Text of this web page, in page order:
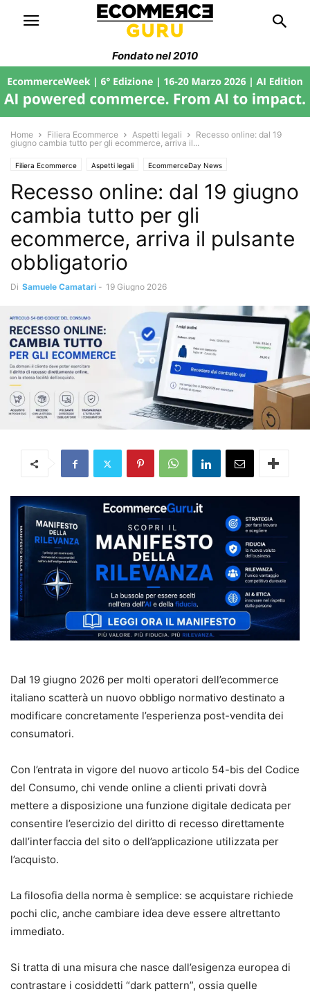
Fondato nel 2010
Home Filiera Ecommerce Aspetti legali
Recesso online: dal 19
giugno cambia tutto per gli ecommerce, arriva il...
Filiera Ecommerce Aspetti legali EcommerceDay News
Recesso online: dal 19 giugno
cambia tutto per gli
ecommerce, arriva il pulsante
obbligatorio
Di Samuele Camatari - 19 Giugno 2026
Dal 19 giugno 2026 per molti operatori dell’ecommerce
italiano scatterà un nuovo obbligo normativo destinato a
modificare concretamente l’esperienza post-vendita dei
consumatori.
Con l’entrata in vigore del nuovo articolo 54-bis del Codice
del Consumo, chi vende online a clienti privati dovrà
mettere a disposizione una funzione digitale dedicata per
consentire l’esercizio del diritto di recesso direttamente
dall’interfaccia del sito o dell’applicazione utilizzata per
l’acquisto.
La filosofia della norma è semplice: se acquistare richiede
pochi clic, anche cambiare idea deve essere altrettanto
immediato.
Si tratta di una misura che nasce dall’esigenza europea di
contrastare i cosiddetti “dark pattern”, ossia quelle